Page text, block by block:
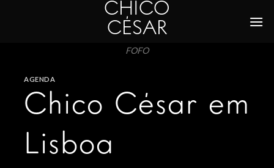
CHICO
CÉSAR
FOFO
AGENDA
Chico César em
Lisboa